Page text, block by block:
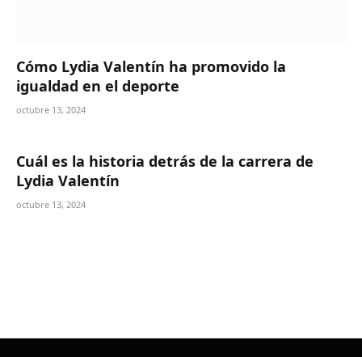
Cómo Lydia Valentín ha promovido la
igualdad en el deporte
octubre 13, 2024
Cuál es la historia detrás de la carrera de
Lydia Valentín
octubre 13, 2024